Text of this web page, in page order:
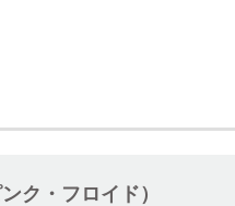
ク・フロイド）